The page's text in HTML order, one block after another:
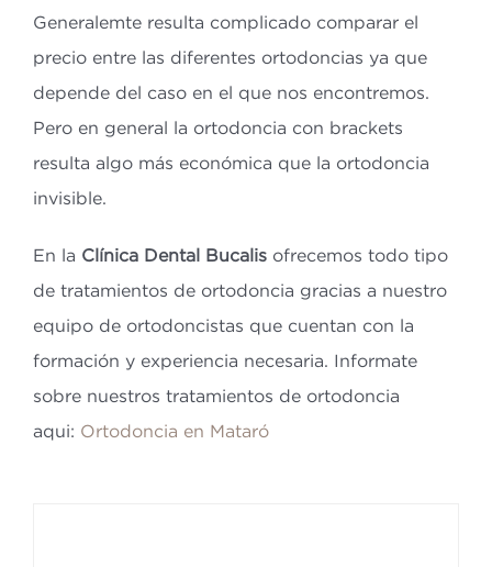
Generalemte resulta complicado comparar el
precio entre las diferentes ortodoncias ya que
depende del caso en el que nos encontremos.
Pero en general la ortodoncia con brackets
resulta algo más económica que la ortodoncia
invisible.
En la Clínica Dental Bucalisofrecemos todo tipo
de tratamientos de ortodoncia gracias a nuestro
equipo de ortodoncistas que cuentan con la
formación y experiencia necesaria. Informate
sobre nuestros tratamientos de ortodoncia
aqui: Ortodoncia en Mataró